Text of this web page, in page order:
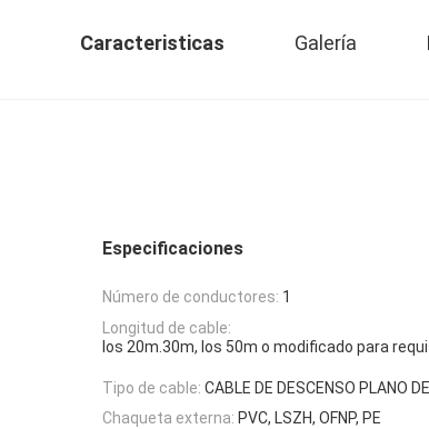
Caracteristicas Galería
Especificaciones
Número de conductores: 1
Longitud de cable:
los 20m.30m, los 50m o modificado para
Tipo de cable: CABLE DE DESCENSO PLANO
Chaqueta externa: PVC, LSZH, OFNP, PE